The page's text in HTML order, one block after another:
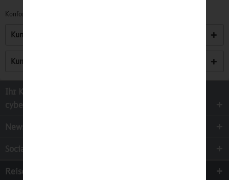
Konformitätserklärungen zu unseren Produkten finden Sie
Kunden kauften auch
Kunden haben sich ebenfalls angesehen
Ihr Kontakt zur
cyber-Wear Heidelberg GmbH
Newsletter
Socialmedia
Reisen